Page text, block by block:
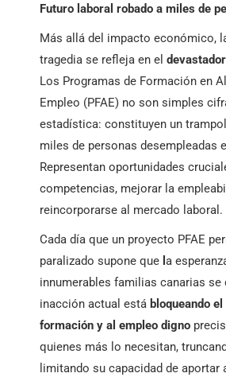
Futuro laboral robado a miles de
Más allá del impacto económico,
tragedia se refleja en el
Los Programas de Formación en
Empleo (PFAE) no son simples
estadística: constituyen un
miles de personas desempleadas
Representan oportunidades
competencias, mejorar la
reincorporarse al mercado laboral.
Cada día que un proyecto PFAE
paralizado supone que a
innumerables familias canarias se
inacción actual está bloqueando
formación y al empleo digno
quienes más lo necesitan,
limitando su capacidad de aportar